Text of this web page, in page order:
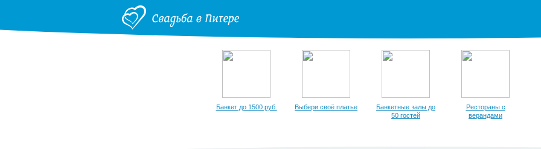
Банкет до 1500 руб. Выбери своё платье
Банкетные залы до
50 гостей
Рестораны с
верандами